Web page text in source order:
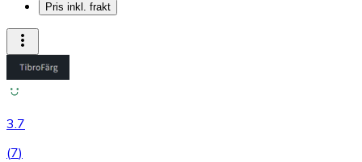
Pris inkl. frakt
3.7
(7)